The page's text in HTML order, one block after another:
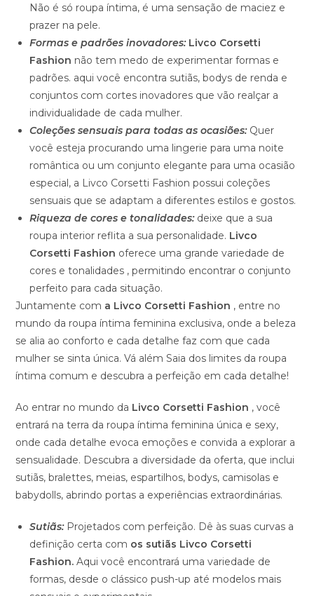
Não é só roupa íntima, é uma sensação de maciez e
prazer na pele.
Formas e padrões inovadores: Livco Corsetti
Fashion não tem medo de experimentar formas e
padrões. aqui você encontra sutiãs, bodys de renda e
conjuntos com cortes inovadores que vão realçar a
individualidade de cada mulher.
Coleções sensuais para todas as ocasiões:Quer
você esteja procurando uma lingerie para uma noite
romântica ou um conjunto elegante para uma ocasião
especial, a Livco Corsetti Fashion possui coleções
sensuais que se adaptam a diferentes estilos e gostos.
Riqueza de cores e tonalidades:deixe que a sua
roupa interior reflita a sua personalidade. Livco
Corsetti Fashion oferece uma grande variedade de
cores e tonalidades , permitindo encontrar o conjunto
perfeito para cada situação.
Juntamente com a Livco Corsetti Fashion , entre no
mundo da roupa íntima feminina exclusiva, onde a beleza
se alia ao conforto e cada detalhe faz com que cada
mulher se sinta única. Vá além Saia dos limites da roupa
íntima comum e descubra a perfeição em cada detalhe!
Ao entrar no mundo da Livco Corsetti Fashion , você
entrará na terra da roupa íntima feminina única e sexy,
onde cada detalhe evoca emoções e convida a explorar a
sensualidade. Descubra a diversidade da oferta, que inclui
sutiãs, bralettes, meias, espartilhos, bodys, camisolas e
babydolls, abrindo portas a experiências extraordinárias.
Sutiãs:Projetados com perfeição. Dê às suas curvas a
definição certa com os sutiãs Livco Corsetti
Fashion. Aqui você encontrará uma variedade de
formas, desde o clássico push-up até modelos mais